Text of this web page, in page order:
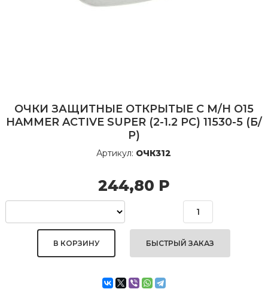
ОЧКИ ЗАЩИТНЫЕ ОТКРЫТЫЕ С М/Н O15
HAMMER ACTIVE SUPER (2-1.2 PC) 11530-5 (Б/
Р)
Артикул: ОЧК312
244,80 Р
БЫСТРЫЙ ЗАКАЗ